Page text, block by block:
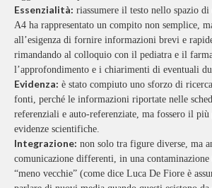
Essenzialità: riassumere il testo nello spazio
A4 ha rappresentato un compito non semplice,
all’esigenza di fornire informazioni brevi e
rimandando al colloquio con il pediatra e il
l’approfondimento e i chiarimenti di eventuali
Evidenza: è stato compiuto uno sforzo di
fonti, perché le informazioni riportate nelle
referenziali e auto-referenziate, ma fossero il più
evidenze scientifiche.
Integrazione: non solo tra figure diverse, ma
comunicazione differenti, in una
“meno vecchie” (come dice Luca De Fiore è